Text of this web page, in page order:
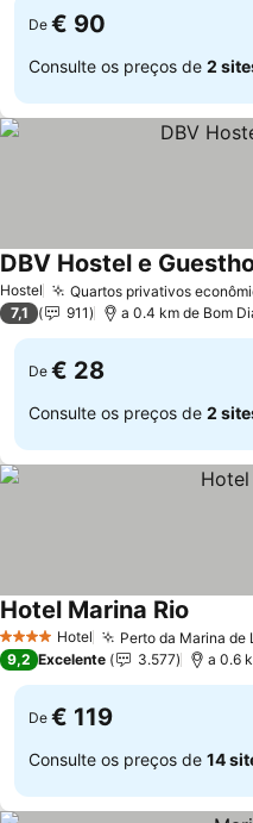
De € 90
Consulte os preços de 2
Hostel Quartos privativos
DBV Hostel e
7,1 911 a 0.4 km de Bom
De € 28
Consulte os preços de 2
4 EstrelasHotel Perto da Marina de
Hotel Marina Rio
9,2 Excelente 3.577 a 0.6
De € 119
Consulte os preços de 14